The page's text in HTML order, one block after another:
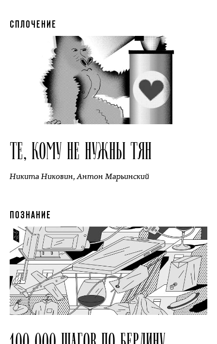
СПЛОЧЕНИЕ
ТЕ, КОМУ НЕ НУЖНЫ ТЯН
Никита Никовин,Антон Марьинский
ПОЗНАНИЕ